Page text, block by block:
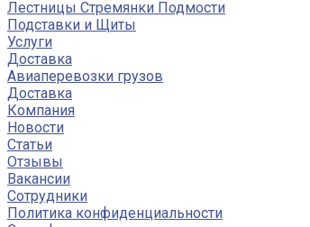
Лестницы Стремянки Подмости
Подставки и Щиты
Услуги
Доставка
Авиаперевозки грузов
Доставка
Компания
Новости
Статьи
Отзывы
Вакансии
Сотрудники
Политика конфиденциальности